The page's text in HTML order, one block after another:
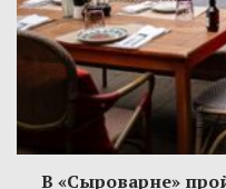
В «Сыроварне»